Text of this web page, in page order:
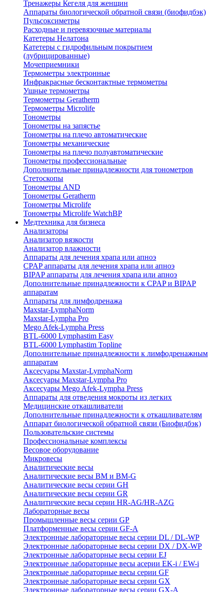
Тренажеры Кегеля для женщин
Аппараты биологической обратной связи (биофидбэк)
Пульсоксиметры
Расходные и перевязочные материалы
Катетеры Нелатона
Катетеры с гидрофильным покрытием
(лубрицированные)
Мочеприемники
Термометры электронные
Инфракрасные бесконтактные термометры
Ушные термометры
Термометры Geratherm
Термометры Microlife
Тонометры
Тонометры на запястье
Тонометры на плечо автоматические
Тонометры механические
Тонометры на плечо полуавтоматические
Тонометры профессиональные
Дополнительные принадлежности для тонометров
Стетоскопы
Тонометры AND
Тонометры Geratherm
Тонометры Microlife
Тонометры Microlife WatchBP
Медтехника для бизнеса
Анализаторы
Анализатор вязкости
Анализатор влажности
Аппараты для лечения храпа или апноэ
CPAP аппараты для лечения храпа или апноэ
BIPAP аппараты для лечения храпа или апноэ
Дополнительные принадлежности к CPAP и BIPAP
аппаратам
Аппараты для лимфодренажа
Maxstar-LymphaNorm
Maxstar-Lympha Pro
Mego Afek-Lympha Press
BTL-6000 Lymphastim Easy
BTL-6000 Lymphastim Topline
Дополнительные принадлежности к лимфодренажным
аппаратам
Аксесуары Maxstar-LymphaNorm
Аксесуары Maxstar-Lympha Pro
Аксесуары Mego Afek-Lympha Press
Аппараты для отведения мокроты из легких
Медицинские откашливатели
Дополнительные принадлежности к откашливателям
Аппарат биологической обратной связи (Биофидбэк)
Пользовательские системы
Профессиональные комплексы
Весовое оборудование
Микровесы
Аналитические весы
Аналитические весы BM и BM-G
Аналитические весы серии GH
Аналитические весы серии GR
Аналитические весы серии HR-AG/HR-AZG
Лабораторные весы
Промышленные весы серии GP
Платформенные весы серии GF-A
Электронные лабораторные весы серии DL / DL-WP
Электронные лабораторные весы серии DX / DX-WP
Электронные лабораторные весы серии EJ
Электронные лабораторные весы aсерии EK-i / EW-i
Электронные лабораторные весы серии GF
Электронные лабораторные весы серии GX
Электронные лабораторные весы серии GX-A